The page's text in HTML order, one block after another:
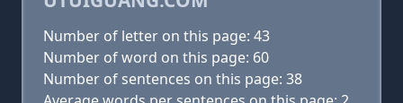
Number of letter on this page: 43
Number of word on this page: 60
Number of sentences on this page: 38